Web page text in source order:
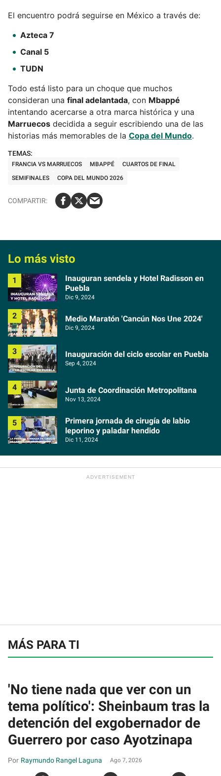
El encuentro podrá seguirse en México a través de:
Azteca 7
Canal 5
TUDN
Todo está listo para un choque que muchos
consideran una final adelantada, con Mbappé
intentando acercarse a otra marca histórica y una
Marruecos decidida a seguir escribiendo una de las
historias más memorables de la Copa del Mundo.
FRANCIA VS MARRUECOS MBAPPÉ
CUARTOS DE FINAL
SEMIFINALES
COPA DEL MUNDO 2026
Lo más visto
Inauguran sendela y Hotel Radisson en
Puebla
Dic 9, 2024
Medio Maratón 'Cancún Nos Une 2024'
Dic 9, 2024
Inauguración del ciclo escolar en Puebla
Sep 4, 2024
Junta de Coordinación Metropolitana
Nov 13, 2024
Primera jornada de cirugía de labio
leporino y paladar hendido
Dic 11, 2024
MÁS PARA TI
'No tiene nada que ver con un
tema político': Sheinbaum tras la
detención del exgobernador de
Guerrero por caso Ayotzinapa
Raymundo Rangel Laguna Ago 7, 2026